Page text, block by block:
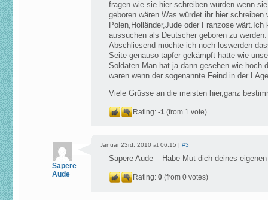
fragen wie sie hier schreiben würden wenn
geboren wären.Was würdet ihr hier schreiben
Polen,Holländer,Jude oder Franzose wärt.Ich
aussuchen als Deutscher geboren zu werden.
Abschliesend möchte ich noch loswerden
Seite genauso tapfer gekämpft hatte wie
Soldaten.Man hat ja dann gesehen wie hoch
waren wenn der sogenannte Feind in der
Viele Grüsse an die meisten hier,ganz
Rating: -1 (from 1 vote)
Sapere
Aude
Januar 23rd, 2010 at 06:15 | #3
Sapere Aude – Habe Mut dich deines
Rating: 0 (from 0 votes)